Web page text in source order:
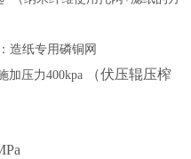
造纸专用磷铜网
加压力400kpa （伏压辊压榨